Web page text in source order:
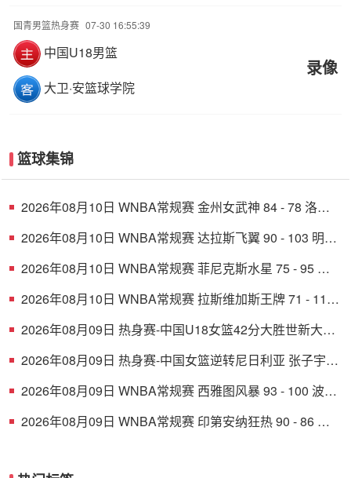
国青男篮热身赛 07-30 16:55:39
中国U18男篮
大卫·安篮球学院
录像
篮球集锦
2026年08月10日 WNBA常规赛 金州女武神 84 - 78 洛杉
2026年08月10日 WNBA常规赛 达拉斯飞翼 90 - 103 明尼
2026年08月10日 WNBA常规赛 菲尼克斯水星 75 - 95 华
2026年08月10日 WNBA常规赛 拉斯维加斯王牌 71 - 111
2026年08月09日 热身赛-中国U18女篮42分大胜世新大学
2026年08月09日 热身赛-中国女篮逆转尼日利亚 张子宇
2026年08月09日 WNBA常规赛 西雅图风暴 93 - 100 波特
2026年08月09日 WNBA常规赛 印第安纳狂热 90 - 86 芝